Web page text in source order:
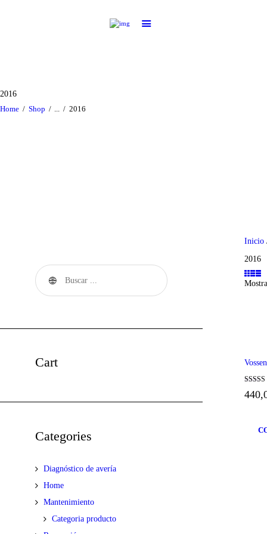
2016
Home
Shop 2016
Inicio
2016
5.00
Cart
Categories
Diagnóstico de avería
Home
Mantenimiento
Categoria producto